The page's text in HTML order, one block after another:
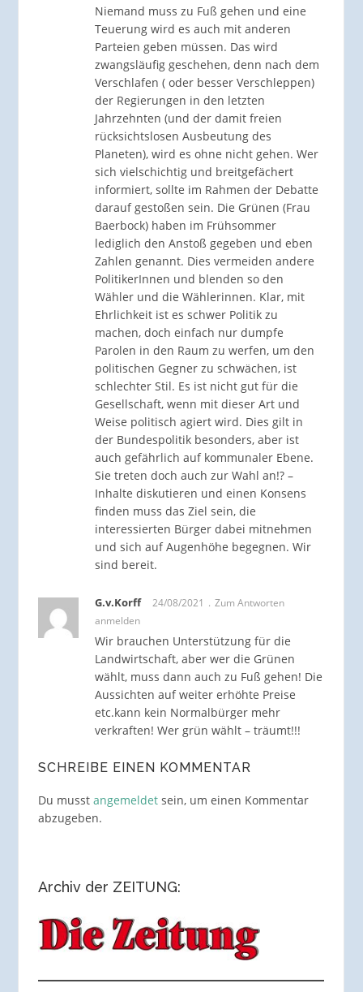
Niemand muss zu Fuß gehen und eine
Teuerung wird es auch mit anderen
Parteien geben müssen. Das wird
zwangsläufig geschehen, denn nach dem
Verschlafen ( oder besser Verschleppen)
der Regierungen in den letzten
Jahrzehnten (und der damit freien
rücksichtslosen Ausbeutung des
Planeten), wird es ohne nicht gehen. Wer
sich vielschichtig und breitgefächert
informiert, sollte im Rahmen der Debatte
darauf gestoßen sein. Die Grünen (Frau
Baerbock) haben im Frühsommer
lediglich den Anstoß gegeben und eben
Zahlen genannt. Dies vermeiden andere
PolitikerInnen und blenden so den
Wähler und die Wählerinnen. Klar, mit
Ehrlichkeit ist es schwer Politik zu
machen, doch einfach nur dumpfe
Parolen in den Raum zu werfen, um den
politischen Gegner zu schwächen, ist
schlechter Stil. Es ist nicht gut für die
Gesellschaft, wenn mit dieser Art und
Weise politisch agiert wird. Dies gilt in
der Bundespolitik besonders, aber ist
auch gefährlich auf kommunaler Ebene.
Sie treten doch auch zur Wahl an!? –
Inhalte diskutieren und einen Konsens
finden muss das Ziel sein, die
interessierten Bürger dabei mitnehmen
und sich auf Augenhöhe begegnen. Wir
sind bereit.
G.v.Korff 24/08/2021
Zum Antworten
anmelden
Wir brauchen Unterstützung für die
Landwirtschaft, aber wer die Grünen
wählt, muss dann auch zu Fuß gehen! Die
Aussichten auf weiter erhöhte Preise
etc.kann kein Normalbürger mehr
verkraften! Wer grün wählt – träumt!!!
SCHREIBE EINEN KOMMENTAR
Du musst angemeldetsein, um einen Kommentar
abzugeben.
Archiv der ZEITUNG: